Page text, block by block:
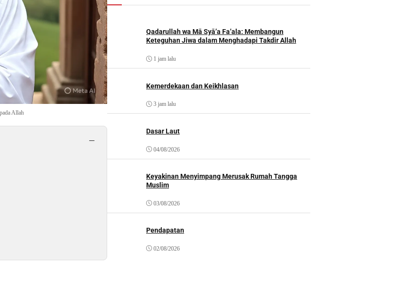
Allah
−
Qadarullah wa Mā Syā’a Fa’ala: Membangun
Keteguhan Jiwa dalam Menghadapi Takdir Allah
1 jam lalu
Kemerdekaan dan Keikhlasan
3 jam lalu
Dasar Laut
04/08/2026
Keyakinan Menyimpang Merusak Rumah Tangga
Muslim
03/08/2026
Pendapatan
02/08/2026